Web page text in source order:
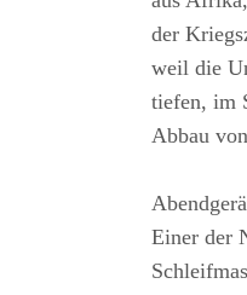
der
weil die
tiefen, im
Abbau
Einer der